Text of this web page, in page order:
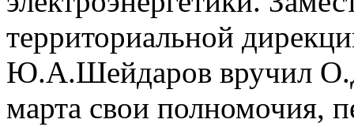
территориальной
Ю.А.Шейдаров вручил
марта свои полномочия,